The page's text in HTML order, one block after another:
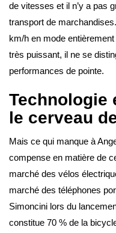
de vitesses et il n’y a pas
transport de
km/h en mode
très puissant, il ne se
performances de pointe.
Technologie
le cerveau
Mais ce qui manque à
compense en matière de
marché des vélos
marché des téléphones
Simoncini lors du
constitue 70 % de la